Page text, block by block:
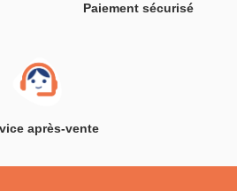
Paiement sécurisé
après-vente